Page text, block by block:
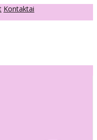
Kontaktai